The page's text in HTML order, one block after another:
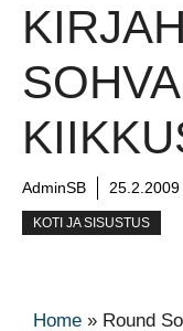
AdminSB 25.2.2009
KOTI JA SISUSTUS
Home » Round